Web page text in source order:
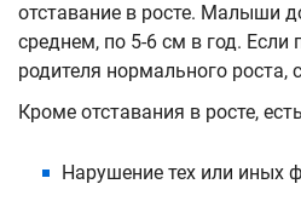
отставание в росте. Малыши
среднем, по 5-6 см в год. Если
родителя нормального роста,
Кроме отставания в росте,
Нарушение тех или иных